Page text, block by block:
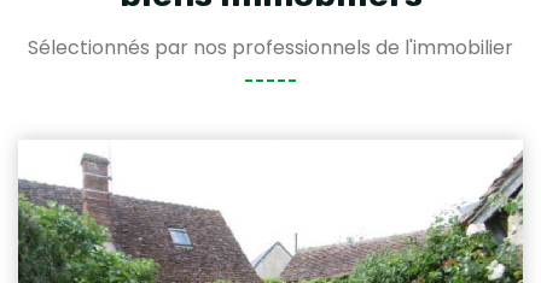
Sélectionnés par nos professionnels de l'immobilier